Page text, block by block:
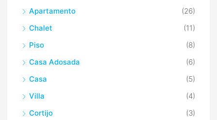
Apartamento
(26)
Chalet
(11)
Piso
(8)
Casa Adosada
(6)
Casa
(5)
Villa
(4)
Cortijo
(3)